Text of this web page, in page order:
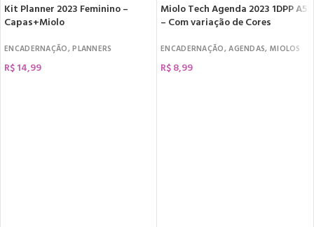
Kit Planner 2023 Feminino –
Capas+Miolo
ENCADERNAÇÃO,PLANNERS
R$14,99
Miolo Tech Agenda 2023 1DPP A5
– Com variação de Cores
ENCADERNAÇÃO,AGENDAS, MIOLOS
R$8,99